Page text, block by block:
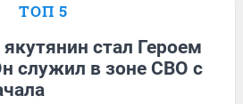
ТОП 5
стал Героем
служил в зоне СВО с